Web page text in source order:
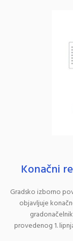
Konačni
Gradsko izborno
objavljuje
provedenog 1.